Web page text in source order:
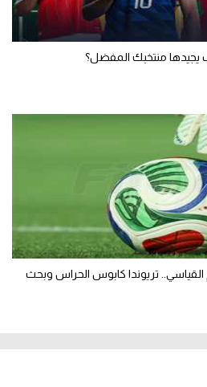
تريوندا كابوس الحراس وبحث